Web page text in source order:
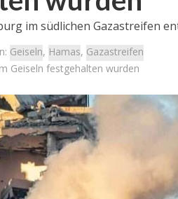
im südlichen Gazastreifen
Geiseln, Hamas, Gazastreifen
Geiseln festgehalten wurden